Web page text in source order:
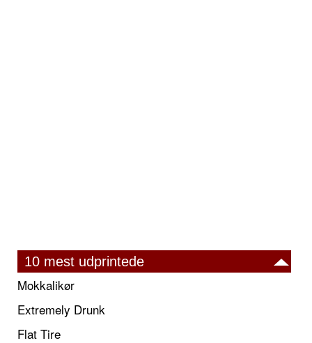
10 mest udprintede
Mokkalikør
Extremely Drunk
Flat Tire